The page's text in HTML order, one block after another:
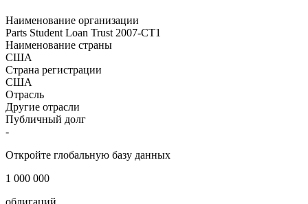
Наименование организации
Parts Student Loan Trust 2007-CT1
Наименование страны
США
Страна регистрации
США
Отрасль
Другие отрасли
Публичный долг
-
Откройте глобальную базу данных
1 000 000